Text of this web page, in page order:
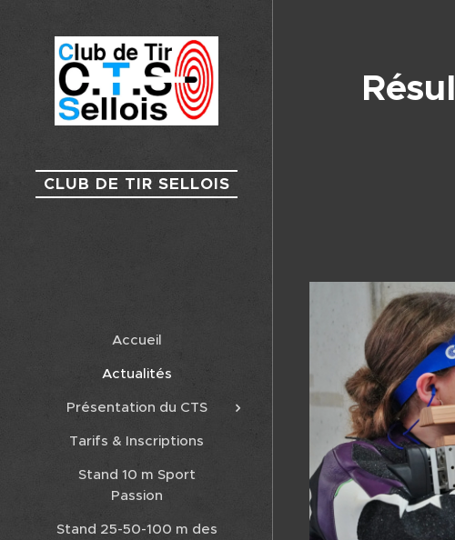
CLUB DE TIR SELLOIS
Accueil
Actualités
Présentation du CTS
Tarifs & Inscriptions
Stand 10 m Sport
Passion
Stand 25-50-100 m des